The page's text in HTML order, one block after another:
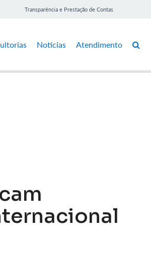
Transparência e Prestação de Contas
Notícias Atendimento